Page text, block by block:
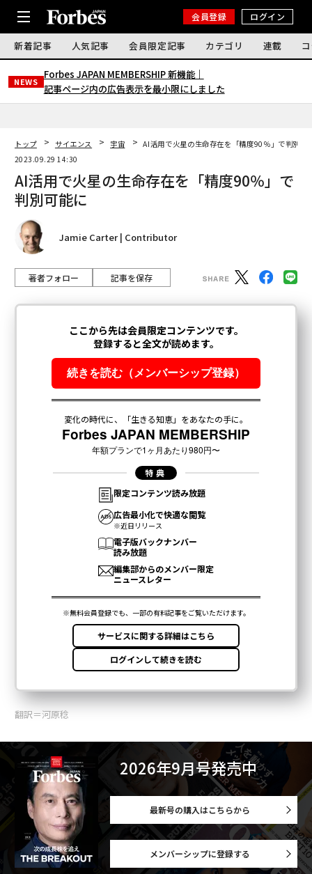
会員登録 ログイン
新着記事 人気記事 会員限定記事 カテゴリ 連載
NEWS
Forbes JAPAN MEMBERSHIP 新機能｜
記事ページ内の広告表示を最小限にしました
トップ サイエンス 宇宙
AI活用で火星の生命存在を「精度90％」で判別可
2023.09.29 14:30
AI活用で火星の生命存在を「精度90％」で
判別可能に
Jamie Carter | Contributor
著者フォロー 記事を保存
翻訳＝河原稔
2026年9月号発売中
最新号の購入はこちらから
メンバーシップに登録する